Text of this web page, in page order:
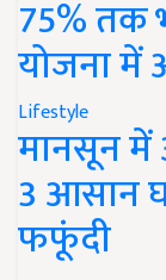
75% तक
योजना
Lifestyle
मानसून में
3 आसान
फफूंदी